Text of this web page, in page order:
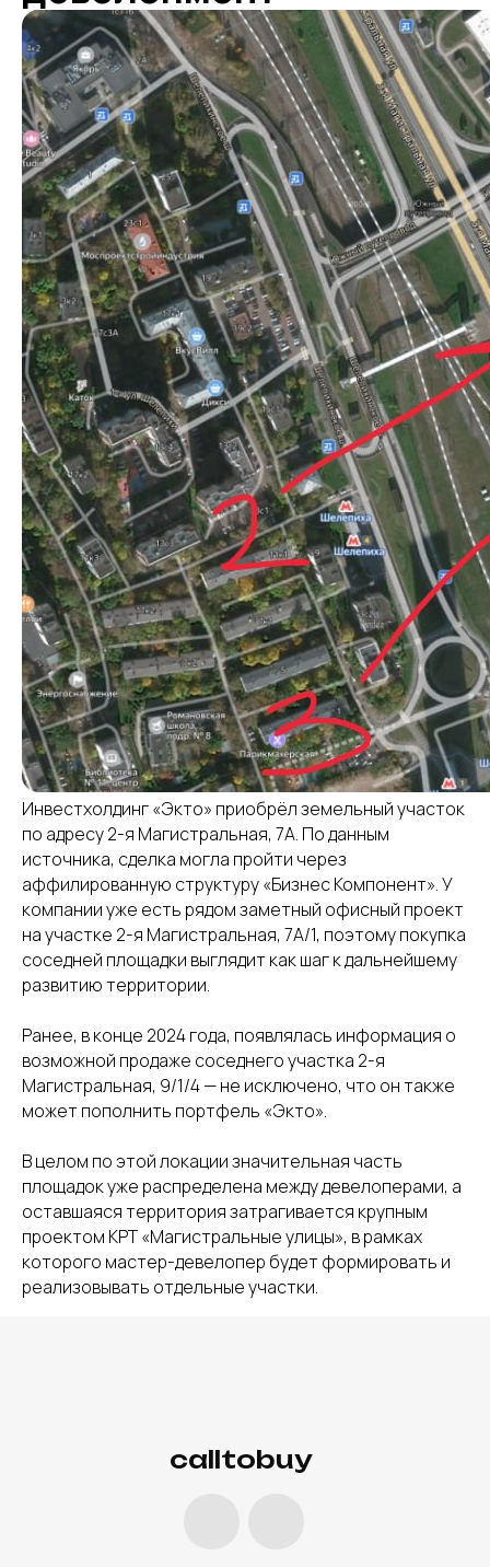
Инвестхолдинг «Экто» приобрёл земельный участок
по адресу 2-я Магистральная, 7А. По данным
источника, сделка могла пройти через
аффилированную структуру «Бизнес Компонент». У
компании уже есть рядом заметный офисный проект
на участке 2-я Магистральная, 7А/1, поэтому покупка
соседней площадки выглядит как шаг к дальнейшему
развитию территории.
Ранее, в конце 2024 года, появлялась информация о
возможной продаже соседнего участка 2-я
Магистральная, 9/1/4 — не исключено, что он также
может пополнить портфель «Экто».
В целом по этой локации значительная часть
площадок уже распределена между девелоперами, а
оставшаяся территория затрагивается крупным
проектом КРТ «Магистральные улицы», в рамках
которого мастер-девелопер будет формировать и
реализовывать отдельные участки.
calltobuy
Политика обработки персональных данных
ПОЛУЧИТЬ КОНСУЛЬТАЦИЮ
⚡ Медиа
CPA Автомобили
CPA Недвижимость
Web-студия
Digital-реклама